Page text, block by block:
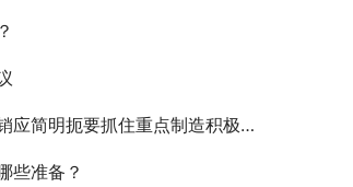
简明扼要抓住重点制造积极营销
些准备？